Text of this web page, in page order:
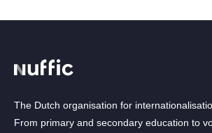
The Dutch organisation for
From primary and secondary education to